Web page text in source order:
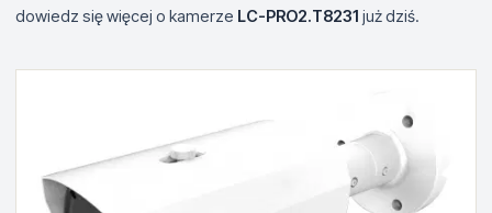
dowiedz się więcej o kamerze LC-PRO2.T8231 już dziś.